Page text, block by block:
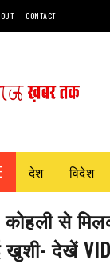
CONTACT
देश विदेश
कोहली से
खुशी- देखें